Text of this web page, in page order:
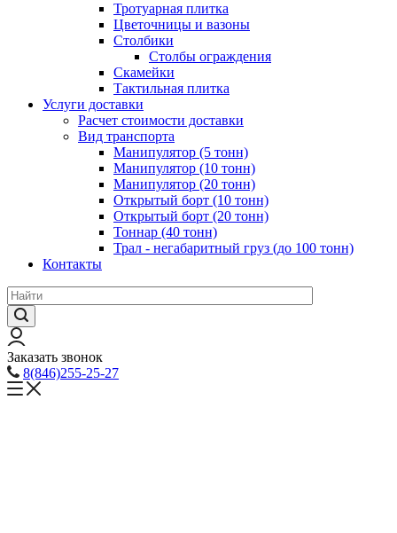
Тротуарная плитка
Цветочницы и вазоны
Столбики
Столбы ограждения
Скамейки
Тактильная плитка
Услуги доставки
Расчет стоимости доставки
Вид транспорта
Манипулятор (5 тонн)
Манипулятор (10 тонн)
Манипулятор (20 тонн)
Открытый борт (10 тонн)
Открытый борт (20 тонн)
Тоннар (40 тонн)
Трал - негабаритный груз (до 100 тонн)
Контакты
Заказать звонок
8(846)255-25-27